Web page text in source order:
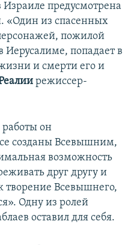
предусмотрена
«Один из спасенных
пожилой
попадает в
и смерти его и
режиссер-
он
созданы Всевышним,
возможность
друг другу и
творение Всевышнего,
Одну из ролей
оставил для себя.